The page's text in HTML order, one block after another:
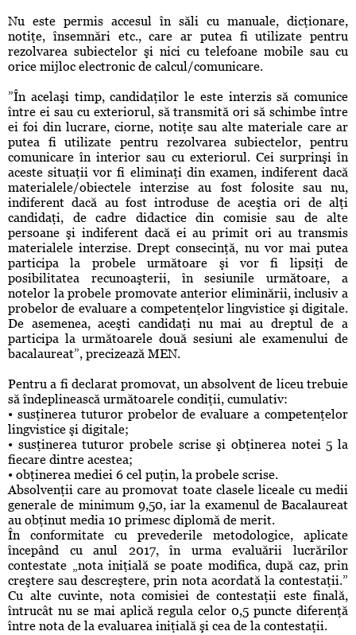
Nu este permis accesul în săli cu manuale, dicţionare,
notiţe, însemnări etc., care ar putea fi utilizate pentru
rezolvarea subiectelor şi nici cu telefoane mobile sau cu
orice mijloc electronic de calcul/comunicare.
”În acelaşi timp, candidaţilor le este interzis să comunice
între ei sau cu exteriorul, să transmită ori să schimbe între
ei foi din lucrare, ciorne, notiţe sau alte materiale care ar
putea fi utilizate pentru rezolvarea subiectelor, pentru
comunicare în interior sau cu exteriorul. Cei surprinşi în
aceste situaţii vor fi eliminaţi din examen, indiferent dacă
materialele/obiectele interzise au fost folosite sau nu,
indiferent dacă au fost introduse de aceştia ori de alţi
candidaţi, de cadre didactice din comisie sau de alte
persoane şi indiferent dacă ei au primit ori au transmis
materialele interzise. Drept consecinţă, nu vor mai putea
participa la probele următoare şi vor fi lipsiţi de
posibilitatea recunoaşterii, în sesiunile următoare, a
notelor la probele promovate anterior eliminării, inclusiv a
probelor de evaluare a competenţelor lingvistice şi digitale.
De asemenea, aceşti candidaţi nu mai au dreptul de a
participa la următoarele două sesiuni ale examenului de
bacalaureat”, precizează MEN.
Pentru a fi declarat promovat, un absolvent de liceu trebuie
să îndeplinească următoarele condiţii, cumulativ:
• susţinerea tuturor probelor de evaluare a competenţelor
lingvistice şi digitale;
• susţinerea tuturor probele scrise şi obţinerea notei 5 la
fiecare dintre acestea;
• obţinerea mediei 6 cel puţin, la probele scrise.
Absolvenţii care au promovat toate clasele liceale cu medii
generale de minimum 9,50, iar la examenul de Bacalaureat
au obţinut media 10 primesc diplomă de merit.
În conformitate cu prevederile metodologice, aplicate
începând cu anul 2017, în urma evaluării lucrărilor
contestate „nota iniţială se poate modifica, după caz, prin
creştere sau descreştere, prin nota acordată la contestaţii.”
Cu alte cuvinte, nota comisiei de contestaţii este finală,
întrucât nu se mai aplică regula celor 0,5 puncte diferenţă
între nota de la evaluarea iniţială şi cea de la contestaţii.